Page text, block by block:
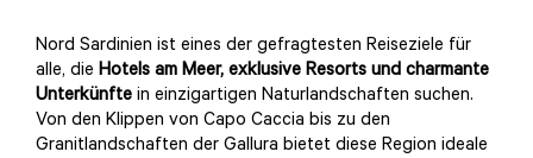
Nord Sardinien ist eines der gefragtesten Reiseziele für
alle, die Hotels am Meer, exklusive Resorts und charmante
Unterkünfte in einzigartigen Naturlandschaften suchen.
Von den Klippen von Capo Caccia bis zu den
Granitlandschaften der Gallura bietet diese Region ideale